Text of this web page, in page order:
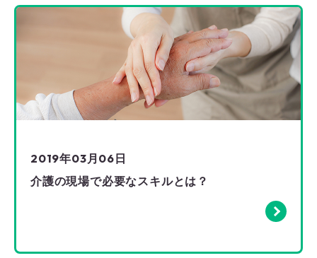
2019年03月06日
介護の現場で必要なスキルとは？